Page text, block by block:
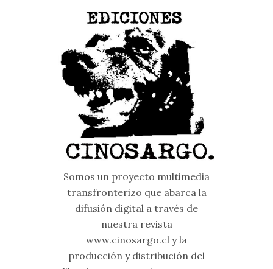
Somos un proyecto multimedia
transfronterizo que abarca la
difusión digital a través de
nuestra revista
www.cinosargo.cl y la
producción y distribución del